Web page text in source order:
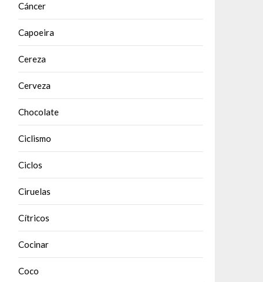
Cáncer
Capoeira
Cereza
Cerveza
Chocolate
Ciclismo
Ciclos
Ciruelas
Cítricos
Cocinar
Coco